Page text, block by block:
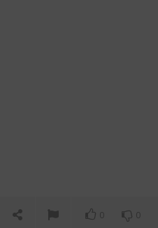
0 0